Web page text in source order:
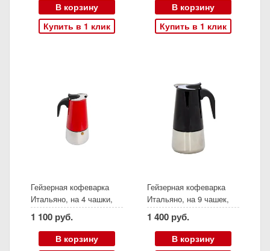
В корзину
Купить в 1 клик
В корзину
Купить в 1 клик
Гейзерная кофеварка
Итальяно, на 4 чашки,
красный
1 100 руб.
В корзину
Гейзерная кофеварка
Итальяно, на 9 чашек,
черный
1 400 руб.
В корзину